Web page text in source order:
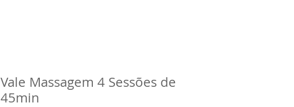
Vale Massagem 4 Sessões de
45min